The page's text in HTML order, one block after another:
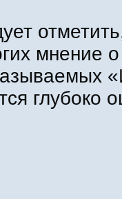
мнение о
глубоко